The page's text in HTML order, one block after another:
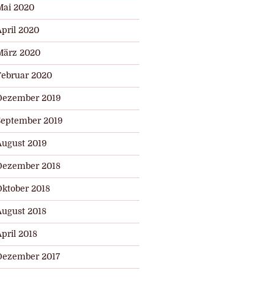
2020
2020
2020
2020
2019
2019
2019
2018
2018
2018
2018
2017